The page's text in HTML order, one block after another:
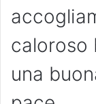
caloroso
una